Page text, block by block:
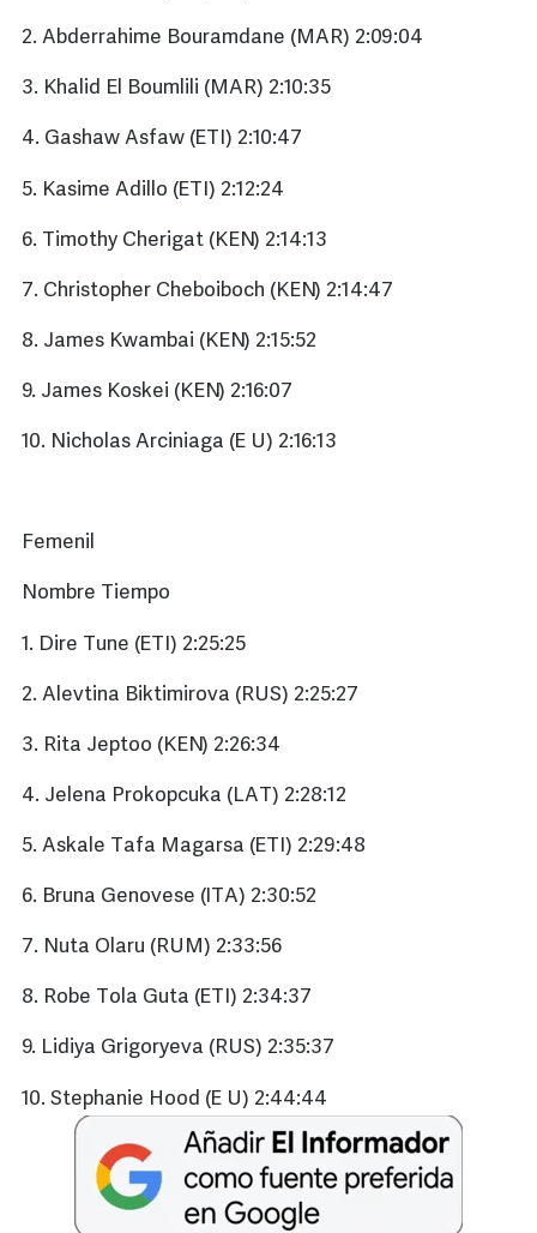
2. Abderrahime Bouramdane (MAR) 2:09:04
3. Khalid El Boumlili (MAR) 2:10:35
4. Gashaw Asfaw (ETI) 2:10:47
5. Kasime Adillo (ETI) 2:12:24
6. Timothy Cherigat (KEN) 2:14:13
7. Christopher Cheboiboch (KEN) 2:14:47
8. James Kwambai (KEN) 2:15:52
9. James Koskei (KEN) 2:16:07
10. Nicholas Arciniaga (E U) 2:16:13
Femenil
Nombre Tiempo
1. Dire Tune (ETI) 2:25:25
2. Alevtina Biktimirova (RUS) 2:25:27
3. Rita Jeptoo (KEN) 2:26:34
4. Jelena Prokopcuka (LAT) 2:28:12
5. Askale Tafa Magarsa (ETI) 2:29:48
6. Bruna Genovese (ITA) 2:30:52
7. Nuta Olaru (RUM) 2:33:56
8. Robe Tola Guta (ETI) 2:34:37
9. Lidiya Grigoryeva (RUS) 2:35:37
10. Stephanie Hood (E U) 2:44:44